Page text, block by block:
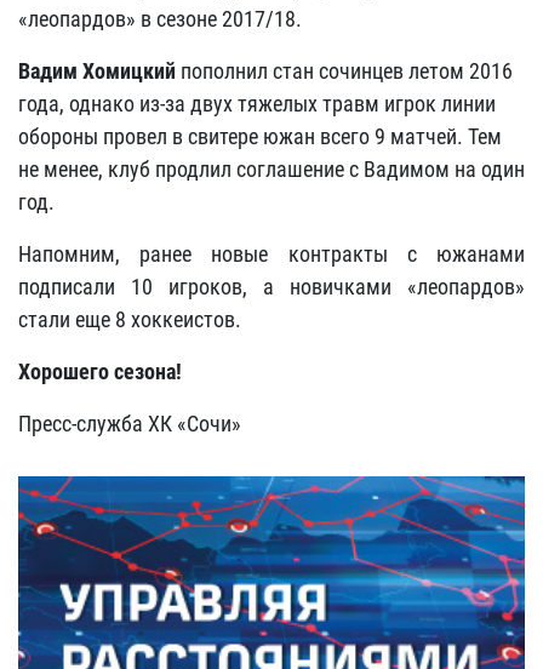
«леопардов» в сезоне 2017/18.
Вадим Хомицкий пополнил стан сочинцев летом 2016
года, однако из-за двух тяжелых травм игрок линии
обороны провел в свитере южан всего 9 матчей. Тем
не менее, клуб продлил соглашение с Вадимом на один
год.
Напомним, ранее новые контракты с южанами
подписали 10 игроков, а новичками «леопардов»
стали еще 8 хоккеистов.
Хорошего сезона!
Пресс-служба ХК «Сочи»